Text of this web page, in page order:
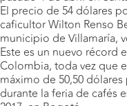
El precio de 54 dólares
caficultor Wilton Renso
municipio de Villamaría,
Este es un nuevo récord
Colombia, toda vez que
máximo de 50,50
durante la feria de cafés